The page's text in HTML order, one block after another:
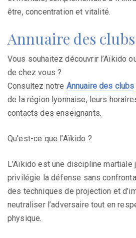
être, concentration et vitalité.
Annuaire des clubs
Vous souhaitez découvrir l’Aïkido
de chez vous ?
Consultez notre Annuaire des clubs
de la région lyonnaise, leurs
contacts des enseignants.
Qu’est-ce que l’Aïkido ?
L’Aïkido est une discipline martiale
privilégie la défense sans
des techniques de projection et
neutraliser l’adversaire tout en
physique.